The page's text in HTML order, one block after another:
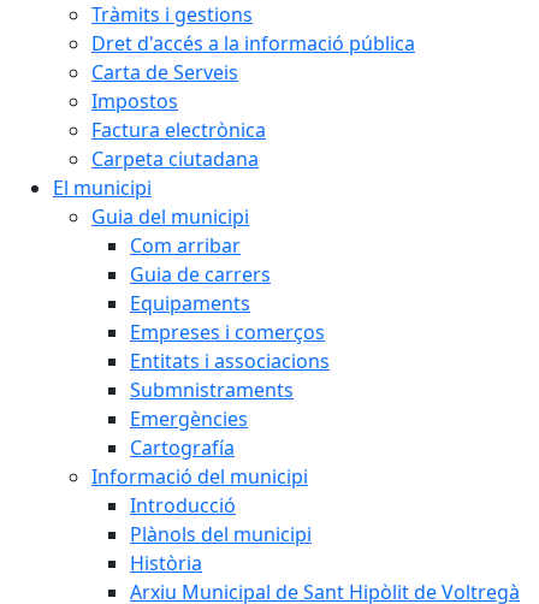
Tràmits i gestions
Dret d'accés a la informació pública
Carta de Serveis
Impostos
Factura electrònica
Carpeta ciutadana
El municipi
Guia del municipi
Com arribar
Guia de carrers
Equipaments
Empreses i comerços
Entitats i associacions
Submnistraments
Emergències
Cartografía
Informació del municipi
Introducció
Plànols del municipi
Història
Arxiu Municipal de Sant Hipòlit de Voltregà